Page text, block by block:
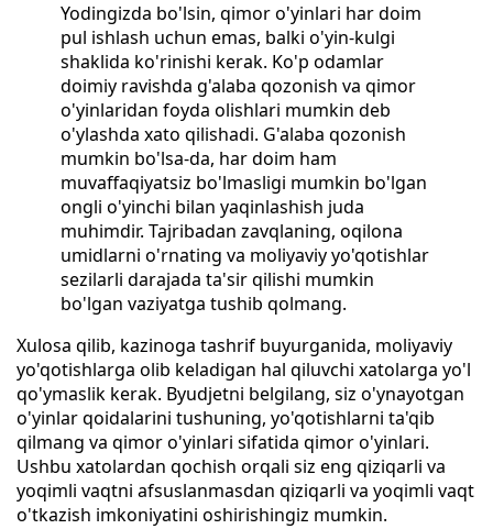
Yodingizda bo'lsin, qimor o'yinlari har doim
pul ishlash uchun emas, balki o'yin-kulgi
shaklida ko'rinishi kerak. Ko'p odamlar
doimiy ravishda g'alaba qozonish va qimor
o'yinlaridan foyda olishlari mumkin deb
o'ylashda xato qilishadi. G'alaba qozonish
mumkin bo'lsa-da, har doim ham
muvaffaqiyatsiz bo'lmasligi mumkin bo'lgan
ongli o'yinchi bilan yaqinlashish juda
muhimdir. Tajribadan zavqlaning, oqilona
umidlarni o'rnating va moliyaviy yo'qotishlar
sezilarli darajada ta'sir qilishi mumkin
bo'lgan vaziyatga tushib qolmang.
Xulosa qilib, kazinoga tashrif buyurganida, moliyaviy
yo'qotishlarga olib keladigan hal qiluvchi xatolarga yo'l
qo'ymaslik kerak. Byudjetni belgilang, siz o'ynayotgan
o'yinlar qoidalarini tushuning, yo'qotishlarni ta'qib
qilmang va qimor o'yinlari sifatida qimor o'yinlari.
Ushbu xatolardan qochish orqali siz eng qiziqarli va
yoqimli vaqtni afsuslanmasdan qiziqarli va yoqimli vaqt
o'tkazish imkoniyatini oshirishingiz mumkin.